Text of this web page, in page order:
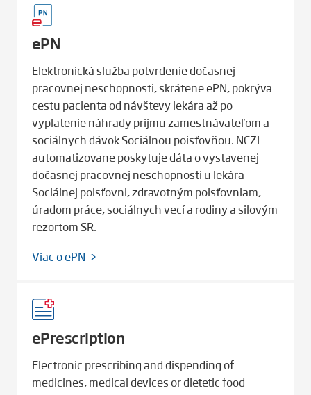
ePN
Elektronická služba potvrdenie dočasnej
pracovnej neschopnosti, skrátene ePN, pokrýva
cestu pacienta od návštevy lekára až po
vyplatenie náhrady príjmu zamestnávateľom a
sociálnych dávok Sociálnou poisťovňou. NCZI
automatizovane poskytuje dáta o vystavenej
dočasnej pracovnej neschopnosti u lekára
Sociálnej poisťovni, zdravotným poisťovniam,
úradom práce, sociálnych vecí a rodiny a silovým
rezortom SR.
Viac o ePN
ePrescription
Electronic prescribing and dispending of
medicines, medical devices or dietetic food